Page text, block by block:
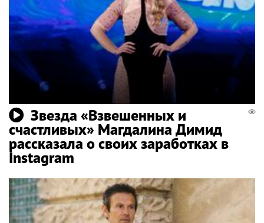
Звезда «Взвешенных и
счастливых» Магдалина Димид
рассказала о своих заработках в
Instagram